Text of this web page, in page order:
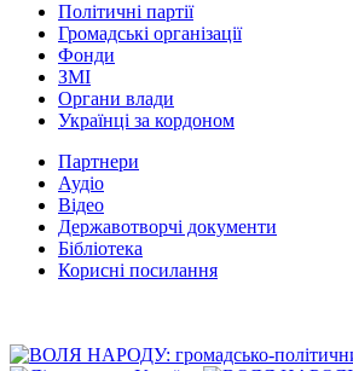
Політичні партії
Громадські організації
Фонди
ЗМІ
Органи влади
Українці за кордоном
Партнери
Аудіо
Відео
Державотворчі документи
Бібліотека
Корисні посилання